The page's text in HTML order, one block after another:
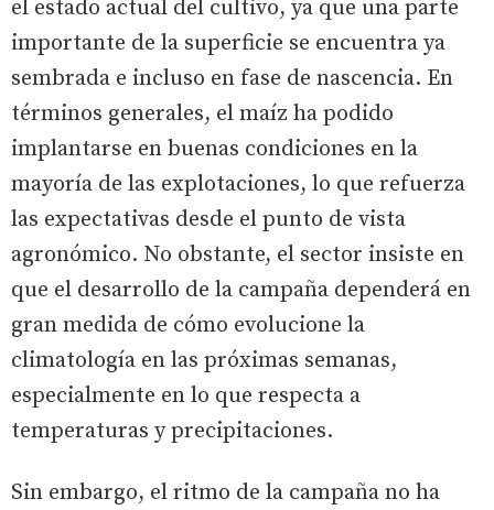
el estado actual del cultivo, ya que una parte
importante de la superficie se encuentra ya
sembrada e incluso en fase de nascencia. En
términos generales, el maíz ha podido
implantarse en buenas condiciones en la
mayoría de las explotaciones, lo que refuerza
las expectativas desde el punto de vista
agronómico. No obstante, el sector insiste en
que el desarrollo de la campaña dependerá en
gran medida de cómo evolucione la
climatología en las próximas semanas,
especialmente en lo que respecta a
temperaturas y precipitaciones.
Sin embargo, el ritmo de la campaña no ha